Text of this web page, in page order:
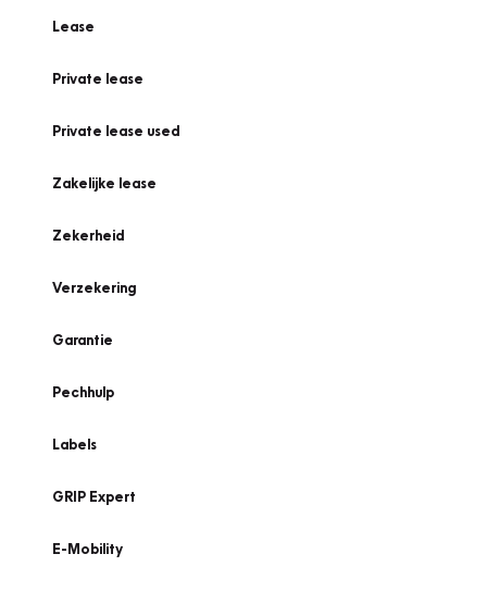
Lease
Private lease
Private lease used
Zakelijke lease
Zekerheid
Verzekering
Garantie
Pechhulp
Labels
GRIP Expert
E-Mobility